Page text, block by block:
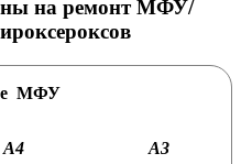
на ремонт МФУ/
МФУ
А4 А3